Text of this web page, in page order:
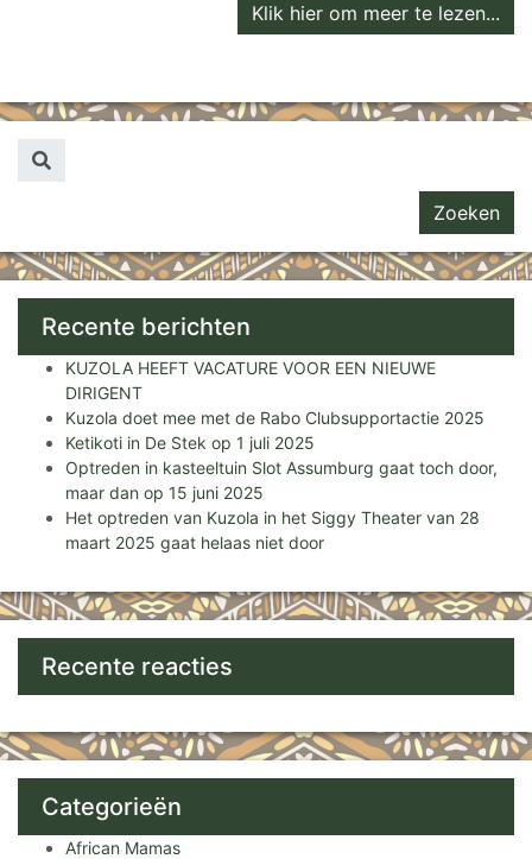
Klik hier om meer te lezen...
Zoeken naar...
Recente berichten
KUZOLA HEEFT VACATURE VOOR EEN NIEUWE
DIRIGENT
Kuzola doet mee met de Rabo Clubsupportactie 2025
Ketikoti in De Stek op 1 juli 2025
Optreden in kasteeltuin Slot Assumburg gaat toch door,
maar dan op 15 juni 2025
Het optreden van Kuzola in het Siggy Theater van 28
maart 2025 gaat helaas niet door
Recente reacties
Categorieën
African Mamas